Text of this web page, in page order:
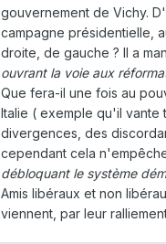
gouvernement de Vichy.
campagne présidentielle,
droite, de gauche ? Il a
ouvrant la voie aux
Que fera-il une fois au
Italie ( exemple qu'il vante
divergences, des
cependant cela
débloquant le système
Amis libéraux et non
viennent, par leur